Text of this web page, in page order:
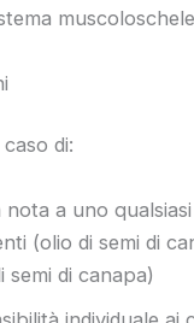
di:
nota a uno
(olio di semi di
semi di canapa)